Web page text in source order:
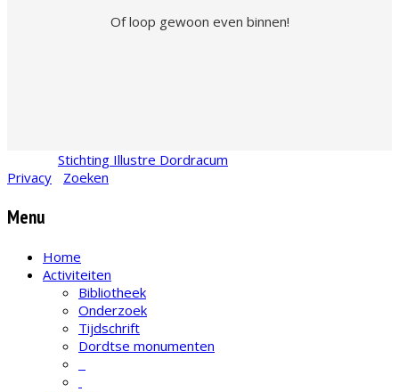
Of loop gewoon even binnen!
Stichting Illustre Dordracum
Privacy
Zoeken
Menu
Home
Activiteiten
Bibliotheek
Onderzoek
Tijdschrift
Dordtse monumenten